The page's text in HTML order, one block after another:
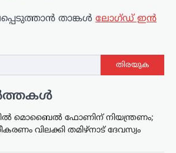
താങ്കൾ ലോഗ്ഡ് ഇൻ
തിരയുക
മൊബൈൽ ഫോണിന് നിയന്ത്രണം;
വിലക്കി തമിഴ്നാട് ദേവസ്വം